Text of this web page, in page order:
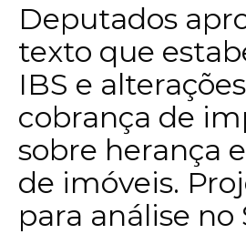
Deputados
texto que
IBS e
cobrança de
sobre herança
de imóveis.
para análise no